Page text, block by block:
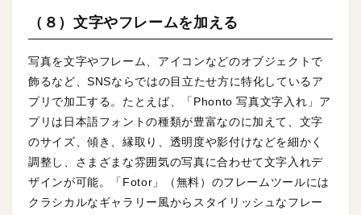
（８）文字やフレームを加える
写真を文字やフレーム、アイコンなどのオブジェクトで
飾るなど、SNSならではの目立たせ方に特化しているア
プリで加工する。たとえば、「Phonto 写真文字入れ」ア
プリは日本語フォントの種類が豊富なのに加えて、文字
のサイズ、傾き、縁取り、透明度や影付けなどを細かく
調整し、さまざまな雰囲気の写真に合わせて文字入れデ
ザインが可能。「Fotor」（無料）のフレームツールには
クラシカルなギャラリー風からスタイリッシュなフレー